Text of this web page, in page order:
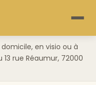
en visio ou à
rue Réaumur, 72000